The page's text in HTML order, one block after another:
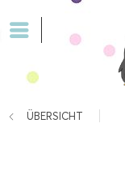
ÜBERSICHT